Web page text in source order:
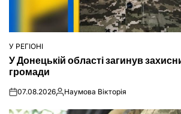
ОПУБЛІКУВАТИ
У
У РЕГІОНІ
У Донецькій області загинув
громади
on07.08.2026Опубліковано
Наумова Вікторія